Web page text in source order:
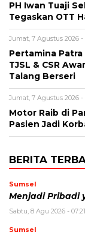
PH Iwan Tuaji
Tegaskan OTT
Jumat, 7 Agustus 2026 -
Pertamina Patra
TJSL & CSR
Talang Berseri
Jumat, 7 Agustus 2026 -
Motor Raib di
Pasien Jadi
BERITA
Sumsel
Menjadi Pribadi
Sabtu, 8 Agu 2026 -
Sumsel